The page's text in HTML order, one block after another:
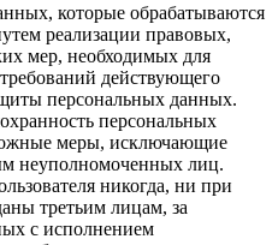
которые обрабатываются
реализации правовых,
мер, необходимых для
действующего
персональных данных.
персональных
меры, исключающие
неуполномоченных лиц.
никогда, ни при
третьим лицам, за
с исполнением